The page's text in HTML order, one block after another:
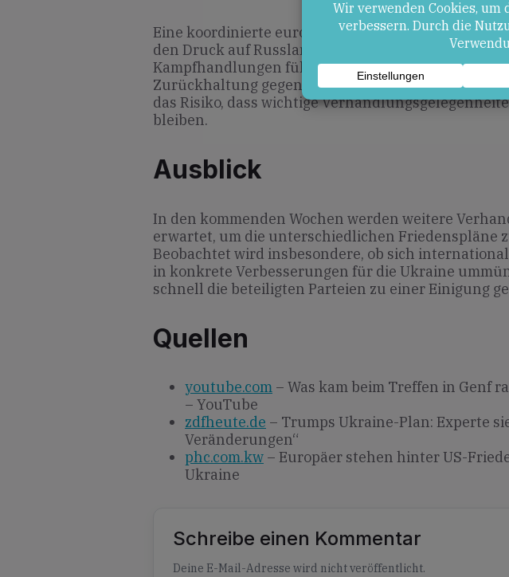
Eine koordinierte europäisch-amerikanische
den Druck auf Russland erhöhen und zu einem
Kampfhandlungen führen. Andererseits birgt die
Zurückhaltung gegenüber dem amerikanisch-
das Risiko, dass wichtige
bleiben.
Ausblick
In den kommenden Wochen werden weitere
erwartet, um die unterschiedlichen Friedenspläne
Beobachtet wird insbesondere, ob sich
in konkrete Verbesserungen für die Ukraine
schnell die beteiligten Parteien zu einer Einigung
Quellen
youtube.com – Was kam beim Treffen in Genf
– YouTube
zdfheute.de – Trumps Ukraine-Plan: Experte
Veränderungen“
phc.com.kw – Europäer stehen hinter US-
Ukraine
Schreibe einen Kommentar
Deine E-Mail-Adresse wird nicht veröffentlicht.
Alternative: